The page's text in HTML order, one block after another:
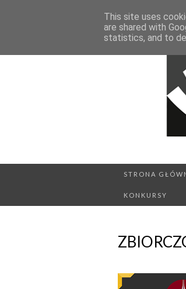
STRONA
KONKURSY
This site uses
are shared with
statistics, and to